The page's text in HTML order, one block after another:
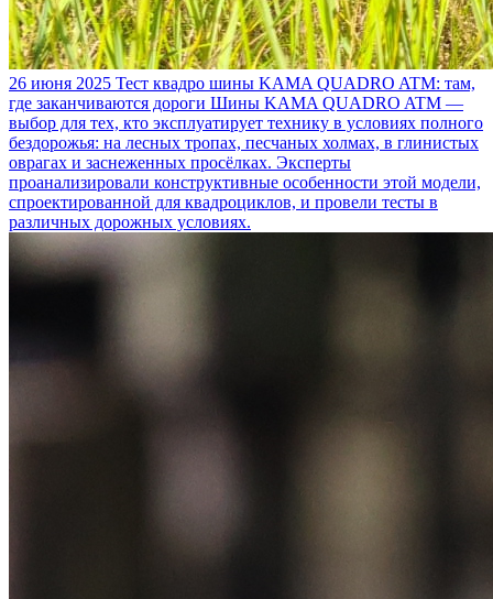
26 июня 2025 Тест квадро шины KAMA QUADRO ATM: там,
где заканчиваются дороги Шины KAMA QUADRO ATM —
выбор для тех, кто эксплуатирует технику в условиях полного
бездорожья: на лесных тропах, песчаных холмах, в глинистых
оврагах и заснеженных просёлках. Эксперты
проанализировали конструктивные особенности этой модели,
спроектированной для квадроциклов, и провели тесты в
различных дорожных условиях.